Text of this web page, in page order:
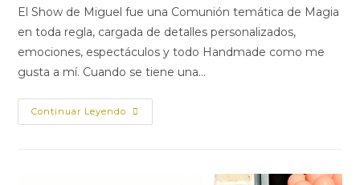
El Show de Miguel fue una Comunión temática de Magia
en toda regla, cargada de detalles personalizados,
emociones, espectáculos y todo Handmade como me
gusta a mí. Cuando se tiene una…
Continuar Leyendo